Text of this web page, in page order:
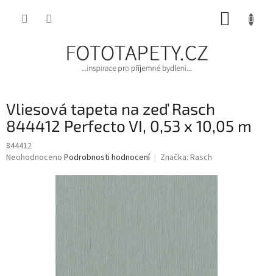
Vliesová tapeta na zeď Rasch
844412 Perfecto VI, 0,53 x 10,05 m
844412
Průměrné
Neohodnoceno Podrobnosti hodnocení Značka: Rasch